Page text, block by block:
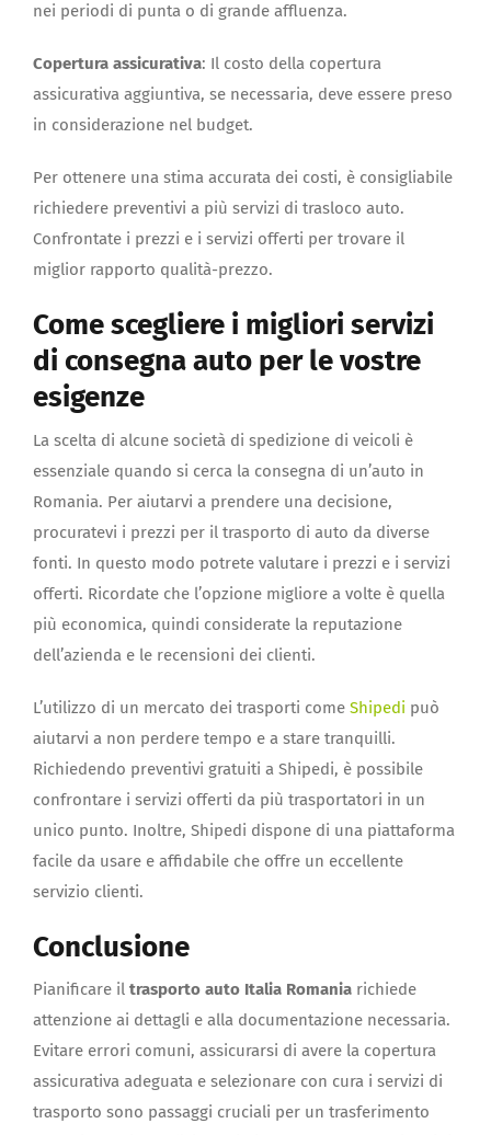
nei periodi di punta o di grande affluenza.
Copertura assicurativa: Il costo della copertura
assicurativa aggiuntiva, se necessaria, deve essere preso
in considerazione nel budget.
Per ottenere una stima accurata dei costi, è consigliabile
richiedere preventivi a più servizi di trasloco auto.
Confrontate i prezzi e i servizi offerti per trovare il
miglior rapporto qualità-prezzo.
Come scegliere i migliori servizi
di consegna auto per le vostre
esigenze
La scelta di alcune società di spedizione di veicoli è
essenziale quando si cerca la consegna di un’auto in
Romania. Per aiutarvi a prendere una decisione,
procuratevi i prezzi per il trasporto di auto da diverse
fonti. In questo modo potrete valutare i prezzi e i servizi
offerti. Ricordate che l’opzione migliore a volte è quella
più economica, quindi considerate la reputazione
dell’azienda e le recensioni dei clienti.
L’utilizzo di un mercato dei trasporti come Shipedi può
aiutarvi a non perdere tempo e a stare tranquilli.
Richiedendo preventivi gratuiti a Shipedi, è possibile
confrontare i servizi offerti da più trasportatori in un
unico punto. Inoltre, Shipedi dispone di una piattaforma
facile da usare e affidabile che offre un eccellente
servizio clienti.
Conclusione
Pianificare il trasporto auto Italia Romania richiede
attenzione ai dettagli e alla documentazione necessaria.
Evitare errori comuni, assicurarsi di avere la copertura
assicurativa adeguata e selezionare con cura i servizi di
trasporto sono passaggi cruciali per un trasferimento